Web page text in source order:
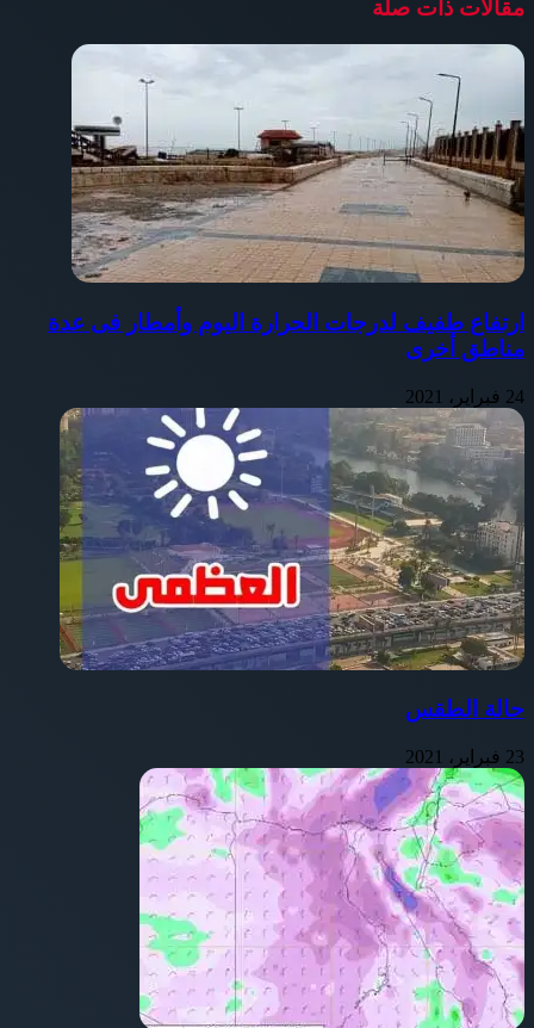
مقالات ذات صلة
ارتفاع طفيف لدرجات الحرارة اليوم وأمطار فى عدة
مناطق أخرى
24 فبراير، 2021
حالة الطقس
23 فبراير، 2021